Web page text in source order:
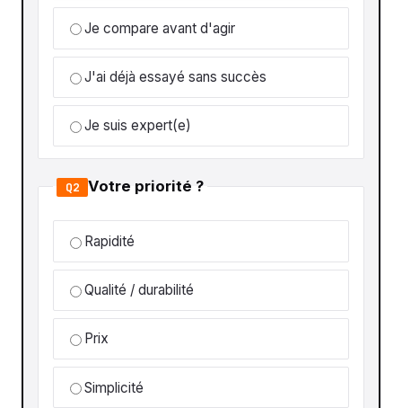
Je compare avant d'agir
J'ai déjà essayé sans succès
Je suis expert(e)
Q2 Votre priorité ?
Rapidité
Qualité / durabilité
Prix
Simplicité